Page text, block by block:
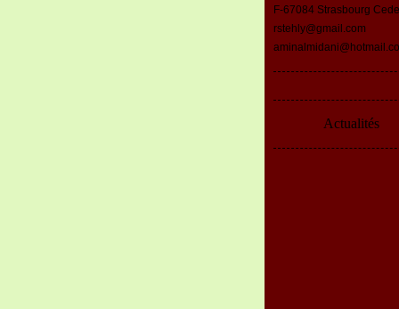
F-67084 Strasbourg
rstehly@gmail.com
Actualités